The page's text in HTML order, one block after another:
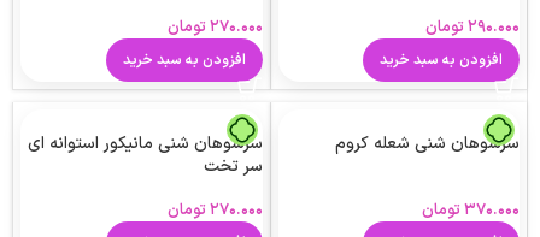
۲۹۰.۰۰۰ تومان
افزودن به سبد خرید
۲۷۰.۰۰۰ تومان
افزودن به سبد خرید
سرسوهان شنی شعله کروم
۳۷۰.۰۰۰ تومان
سرسوهان شنی مانیکور استوانه ای
سر تخت
۲۷۰.۰۰۰ تومان